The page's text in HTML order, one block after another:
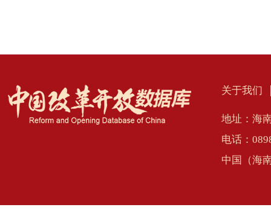
关于我们
地址：海
电话：
中国（海